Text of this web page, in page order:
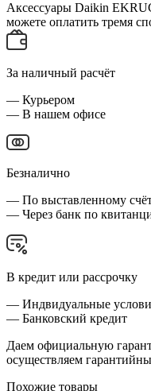
Аксессуары Daikin
можете оплатить тремя
За наличный расчёт
— Курьером
— В нашем офисе
Безналично
— По выставленному
— Через банк по
В кредит или рассрочку
— Индвидуальные
— Банковский кредит
Даем официальную
осуществляем
Похожие товары